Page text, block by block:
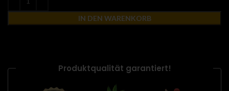
IN DEN WARENKORB
Produktqualität garantiert!